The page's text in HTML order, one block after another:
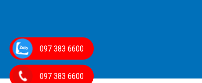
097 383 6600
097 383 6600